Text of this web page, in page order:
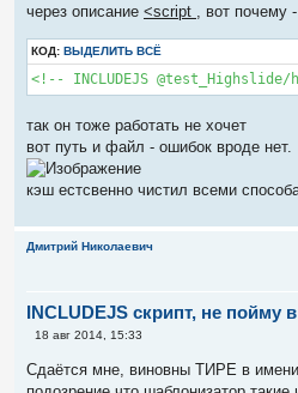
через описание <script , вот почему
КОД: ВЫДЕЛИТЬ ВСЁ
<!-- INCLUDEJS
так он тоже работать не хочет
вот путь и файл - ошибок вроде нет.
кэш естсвенно чистил всеми
Дмитрий Николаевич
INCLUDEJS скрипт, не пойму
С
о
б
18 авг 2014, 15:33
Сдаётся мне, виновны ТИРЕ в